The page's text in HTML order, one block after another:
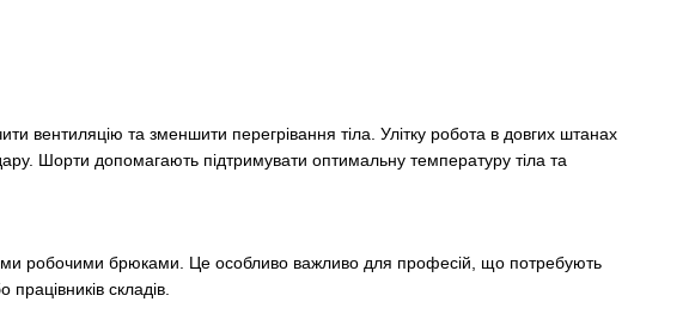
вентиляцію та зменшити перегрівання тіла. Улітку робота в довгих штанах
Шорти допомагають підтримувати оптимальну температуру тіла та
робочими брюками. Це особливо важливо для професій, що потребують
працівників складів.